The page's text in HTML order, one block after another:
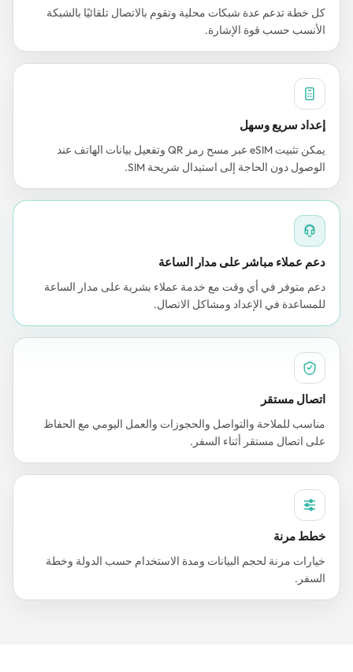
كل خطة تدعم عدة شبكات محلية وتقوم بالاتصال تلقائيًا بالشبكة
الأنسب حسب قوة الإشارة.
إعداد سريع وسهل
يمكن تثبيت eSIM عبر مسح رمز QR وتفعيل بيانات الهاتف عند
الوصول دون الحاجة إلى استبدال شريحة SIM.
دعم عملاء مباشر على مدار الساعة
دعم متوفر في أي وقت مع خدمة عملاء بشرية على مدار الساعة
للمساعدة في الإعداد ومشاكل الاتصال.
اتصال مستقر
مناسب للملاحة والتواصل والحجوزات والعمل اليومي مع الحفاظ
على اتصال مستقر أثناء السفر.
خطط مرنة
خيارات مرنة لحجم البيانات ومدة الاستخدام حسب الدولة وخطة
السفر.